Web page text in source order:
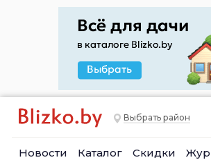
Выбрать район
Новости Каталог Скидки